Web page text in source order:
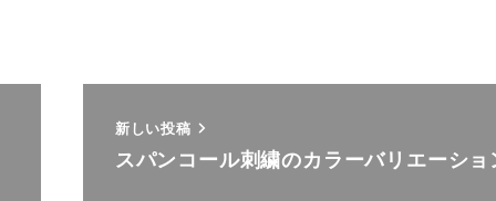
新しい投稿
スパンコール刺繍のカラーバリエーショ